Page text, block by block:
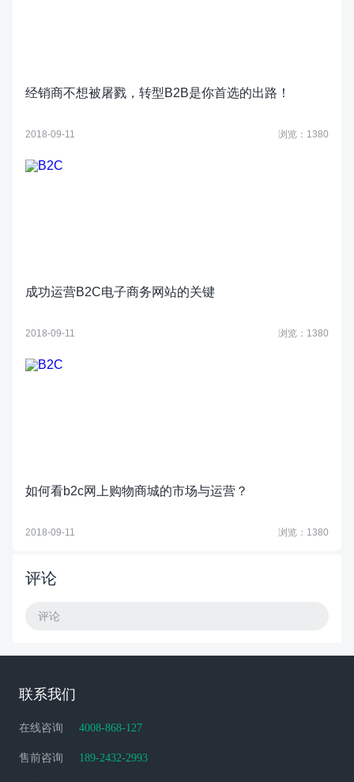
经销商不想被屠戮，转型B2B是你首选的出路！
2018-09-11 浏览：1380
成功运营B2C电子商务网站的关键
2018-09-11 浏览：1380
如何看b2c网上购物商城的市场与运营？
2018-09-11 浏览：1380
评论
评论
联系我们
在线咨询 4008-868-127
售前咨询 189-2432-2993